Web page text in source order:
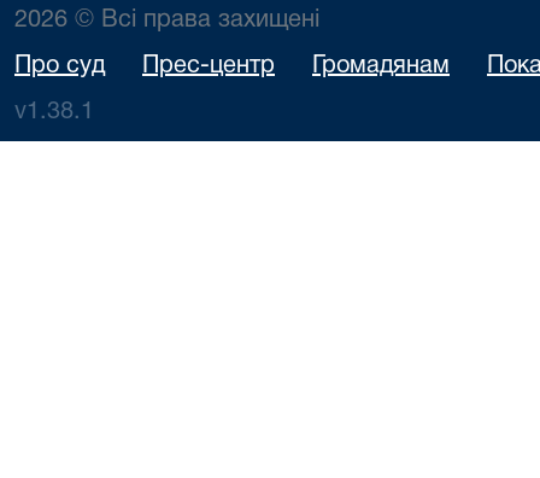
2026 © Всі права захищені
Про суд Прес-центр Громадянам
v1.38.1